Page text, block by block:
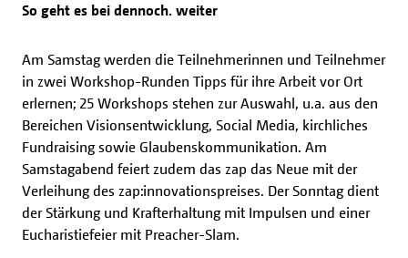
So geht es bei dennoch. weiter
Am Samstag werden die Teilnehmerinnen und Teilnehmer
in zwei Workshop-Runden Tipps für ihre Arbeit vor Ort
erlernen; 25 Workshops stehen zur Auswahl, u.a. aus den
Bereichen Visionsentwicklung, Social Media, kirchliches
Fundraising sowie Glaubenskommunikation. Am
Samstagabend feiert zudem das zap das Neue mit der
Verleihung des zap:innovationspreises. Der Sonntag dient
der Stärkung und Krafterhaltung mit Impulsen und einer
Eucharistiefeier mit Preacher-Slam.